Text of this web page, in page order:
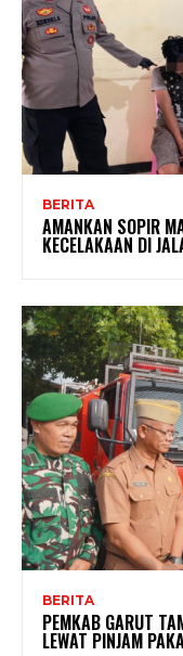
BERITA
AMANKAN SOPIR
KECELAKAAN DI
BERITA
PEMKAB GARUT
LEWAT PINJAM